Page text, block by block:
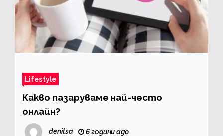
Lifestyle
Какво пазаруваме най-често
онлайн?
denitsa 6 години ago